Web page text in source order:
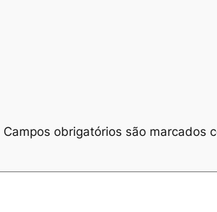
Campos obrigatórios são marcados